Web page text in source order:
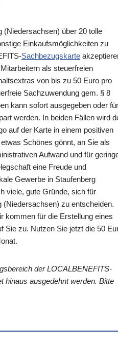
(Niedersachsen) über 20 tolle
Einkaufsmöglichkeiten zu
Sachbezugskarte
als steuerfreien
von bis zu 50 Euro pro
Sachzuwendung gem. § 8
kann sofort ausgegeben oder für
werden. In beiden Fällen wird
auf der Karte in einem positiven
Schönes gönnt, an Sie als
Aufwand und für
eine Freude und
Gewerbe in Staufenberg
viele, gute Gründe, sich für
zu entscheiden.
kommen für die Erstellung eines
Sie zu. Nutzen Sie jetzt die 50
der LOCALBENEFITS-
hinaus ausgedehnt werden. Bitte